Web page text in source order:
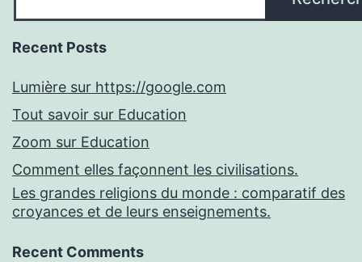
Recent Posts
Lumière sur https://google.com
Tout savoir sur Education
Zoom sur Education
Comment elles façonnent les civilisations.
Les grandes religions du monde : comparatif des
croyances et de leurs enseignements.
Recent Comments